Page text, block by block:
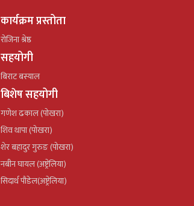
कार्यक्रम प्रस्तोता
रोजिना श्रेष्ठ
सहयोगी
बिराट बस्याल
बिशेष सहयोगी
गणेश ढकाल (पोखरा)
शिव थापा (पोखरा)
शेर बहादुर गुरुङ (पोखरा)
नबीन घायल (अष्ट्रेलिया)
सिदार्थ पौडेल(अष्ट्रेलिया)